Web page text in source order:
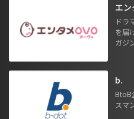
エン
ドラ
を届
ガジ
b.
BtoB
スマ